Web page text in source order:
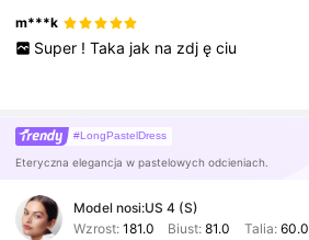
m***k
Super ! Taka jak na zdj ę ciu
#LongPastelDress
Eteryczna elegancja w pastelowych odcieniach.
Model nosi:US 4 (S)
Wzrost: 181.0 Biust:81.0 Talia: 60.0